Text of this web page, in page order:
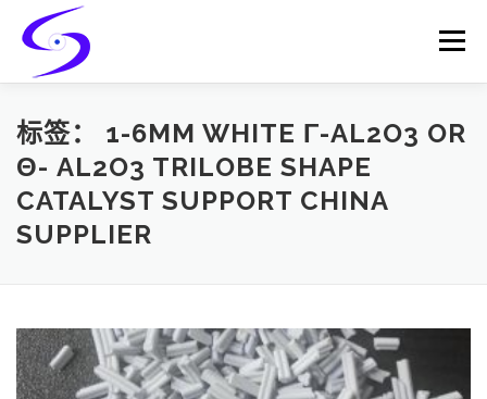
content
Menu
HOME PRODUCTS CATALYST-CARRIER
CATALYST-SUPPORT SERVICES CONTACT
标签： 1-6MM WHITE Γ-AL2O3 OR
Θ- AL2O3 TRILOBE SHAPE
CATALYST SUPPORT CHINA
SUPPLIER